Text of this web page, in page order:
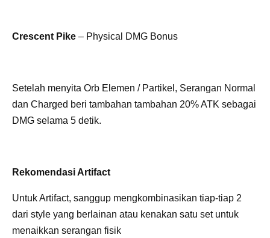
Crescent Pike – Physical DMG Bonus
Setelah menyita Orb Elemen / Partikel, Serangan Normal
dan Charged beri tambahan tambahan 20% ATK sebagai
DMG selama 5 detik.
Rekomendasi Artifact
Untuk Artifact, sanggup mengkombinasikan tiap-tiap 2
dari style yang berlainan atau kenakan satu set untuk
menaikkan serangan fisik